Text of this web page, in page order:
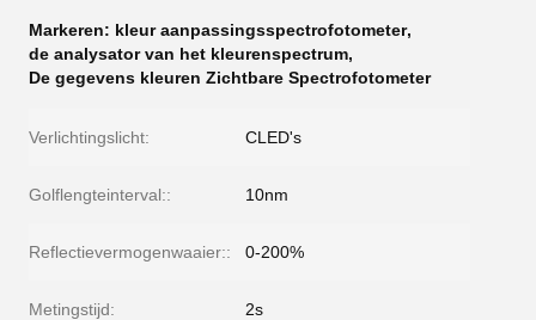
Markeren: kleur aanpassingsspectrofotometer,
de analysator van het kleurenspectrum,
De gegevens kleuren Zichtbare Spectrofotometer
Verlichtingslicht: CLED's
Golflengteinterval:: 10nm
Reflectievermogenwaaier:: 0-200%
Metingstijd: 2s